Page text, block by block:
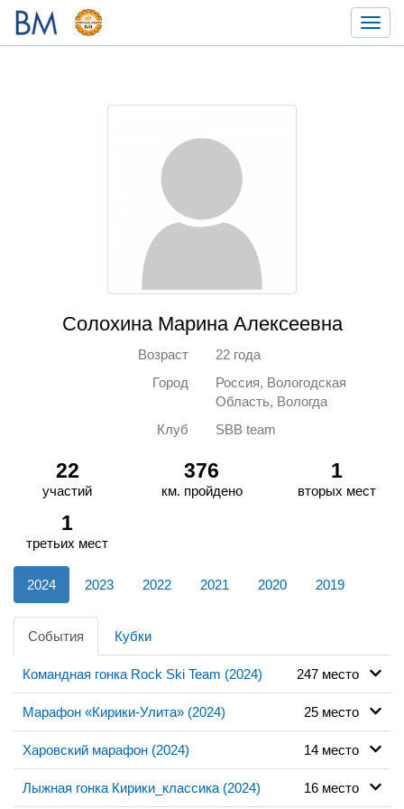
Солохина Марина Алексеевна
Возраст
22 года
Город
Россия, Вологодская
Область, Вологда
Клуб
SBB team
22
участий
376
км. пройдено
1
вторых мест
1
третьих мест
2024 2023 2022 2021 2020 2019
События Кубки
Командная гонка Rock Ski Team (2024) 247 место
Марафон «Кирики-Улита» (2024) 25 место
Харовский марафон (2024) 14 место
Лыжная гонка Кирики_классика (2024) 16 место